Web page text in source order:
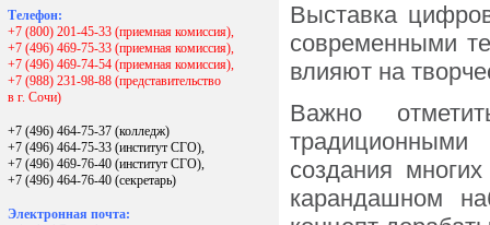
Телефон:
+7 (800) 201-45-33 (приемная комиссия),
+7 (496) 469-75-33 (приемная комиссия),
+7 (496) 469-74-54 (приемная комиссия),
+7 (988) 231-98-88 (представительство
в г. Сочи)
+7 (496) 464-75-37 (колледж)
+7 (496) 464-75-33 (институт СГО),
+7 (496) 469-76-40 (институт СГО),
+7 (496) 464-76-40 (секретарь)
Электронная почта:
Выставка
современными
влияют на
Важно
создания
карандашном